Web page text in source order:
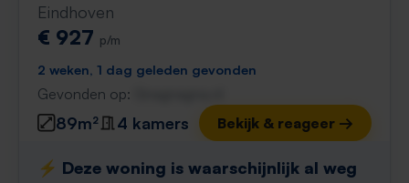
Eindhoven
€ 927 p/m
2 weken, 1 dag geleden gevonden
Gevonden op:
89m² 4 kamers Bekijk & reageer →
⚡️ Deze woning is waarschijnlijk al weg